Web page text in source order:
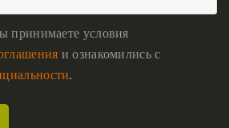
принимаете условия
и ознакомились с
.